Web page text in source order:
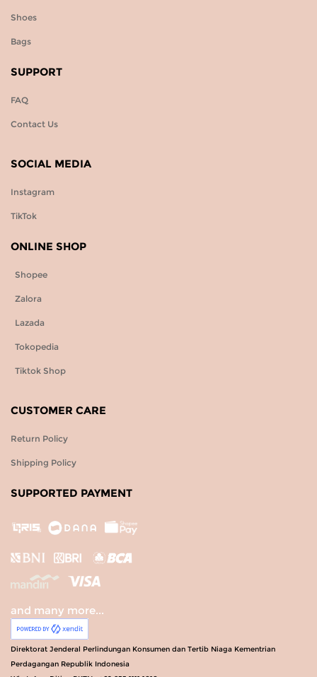
Shoes
Bags
SUPPORT
FAQ
Contact Us
SOCIAL MEDIA
Instagram
TikTok
ONLINE SHOP
Shopee
Zalora
Lazada
Tokopedia
Tiktok Shop
CUSTOMER CARE
Return Policy
Shipping Policy
SUPPORTED PAYMENT
and many more...
Direktorat Jenderal Perlindungan Konsumen dan Tertib Niaga Kementrian
Perdagangan Republik Indonesia